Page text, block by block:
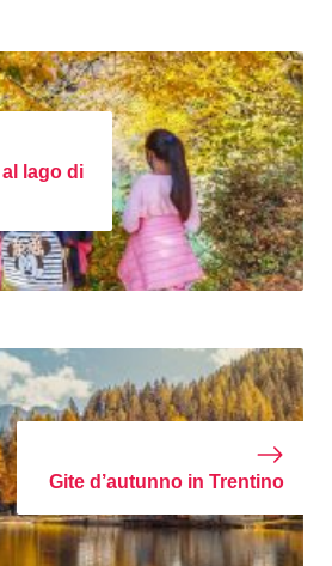
lago di
Gite d’autunno in Trentino